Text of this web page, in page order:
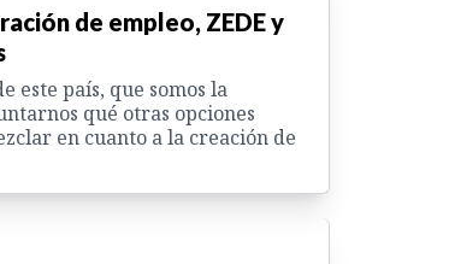
de empleo, ZEDE y
este país, que somos la
qué otras opciones
en cuanto a la creación de